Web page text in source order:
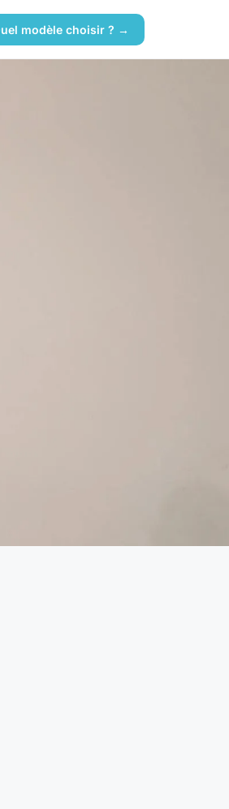
modèle choisir ? →